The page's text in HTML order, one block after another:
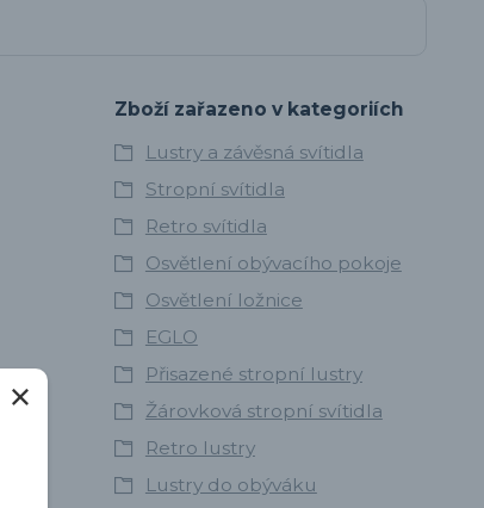
Zboží zařazeno v kategoriích
Lustry a závěsná svítidla
Stropní svítidla
Retro svítidla
Osvětlení obývacího pokoje
Osvětlení ložnice
EGLO
Přisazené stropní lustry
Žárovková stropní svítidla
Retro lustry
Lustry do obýváku